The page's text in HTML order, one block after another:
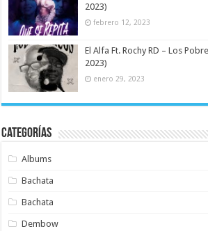
2023)
febrero 12, 2023
El Alfa Ft. Rochy RD – Los
2023)
enero 29, 2023
Categorías
Albums
Bachata
Bachata
Dembow